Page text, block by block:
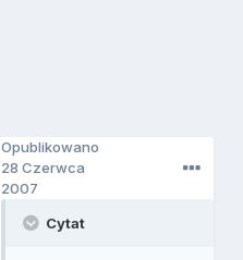
Opublikowano
28 Czerwca
2007
Cytat